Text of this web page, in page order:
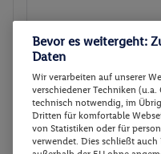
GmbH
Veranstalters
Buchen
Doppel- oder
Bevor es weitergeht:
Daten
Wir verarbeiten auf unserer
verschiedener Techniken
technisch notwendig, im
Dritten für komfortable
von Statistiken oder für
verwendet. Dies schließt